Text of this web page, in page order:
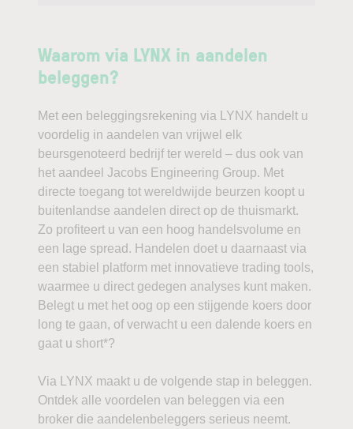
Waarom via LYNX in aandelen
beleggen?
Met een beleggingsrekening via LYNX handelt u
voordelig in aandelen van vrijwel elk
beursgenoteerd bedrijf ter wereld – dus ook van
het aandeel Jacobs Engineering Group. Met
directe toegang tot wereldwijde beurzen koopt u
buitenlandse aandelen direct op de thuismarkt.
Zo profiteert u van een hoog handelsvolume en
een lage spread. Handelen doet u daarnaast via
een stabiel platform met innovatieve trading tools,
waarmee u direct gedegen analyses kunt maken.
Belegt u met het oog op een stijgende koers door
long te gaan, of verwacht u een dalende koers en
gaat u short*?
Via LYNX maakt u de volgende stap in beleggen.
Ontdek alle voordelen van beleggen via een
broker die aandelenbeleggers serieus neemt.